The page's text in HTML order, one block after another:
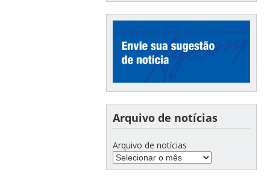
Arquivo de notícias
Arquivo de notícias